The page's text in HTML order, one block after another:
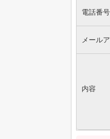
電話番号
メール
内容